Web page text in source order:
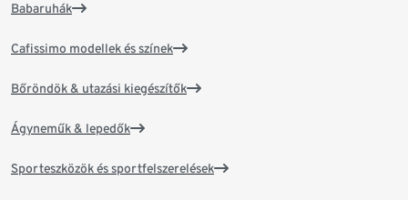
Babaruhák
Cafissimo modellek és színek
Bőröndök & utazási kiegészítők
Ágyneműk & lepedők
Sporteszközök és sportfelszerelések